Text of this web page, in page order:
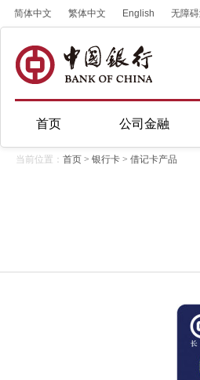
简体中文 繁体中文 English 无障
首页 公司金融
当前位置： 首页 > 银行卡 > 借记卡产品